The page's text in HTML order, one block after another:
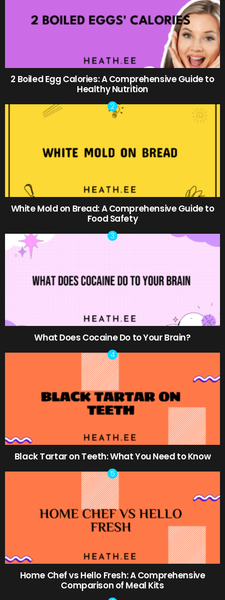
2 Boiled Egg Calories: A Comprehensive Guide to
Healthy Nutrition
White Mold on Bread: A Comprehensive Guide to
Food Safety
What Does Cocaine Do to Your Brain?
Black Tartar on Teeth: What You Need to Know
Home Chef vs Hello Fresh: A Comprehensive
Comparison of Meal Kits